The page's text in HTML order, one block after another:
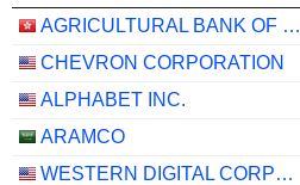
AGRICULTURAL BANK OF CHINA LIMITED
CHEVRON CORPORATION
ALPHABET INC.
ARAMCO
WESTERN DIGITAL CORPORATION